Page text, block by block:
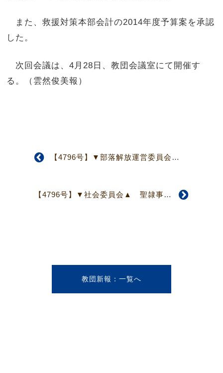
また、救援対策本部会計の2014年度予算案を承認
した。
次回会議は、4月28日、教団会議室にて開催す
る。（雲然俊美報）
【4796号】▼部落解放運営委員会▲ ワルドー派よりEMSに託された献金を受領
【4796号】▼社会委員会▲ 聖隷事業団関連施設にて現地研修
教団新報